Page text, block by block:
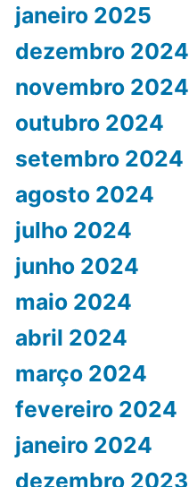
janeiro 2025
dezembro 2024
novembro 2024
outubro 2024
setembro 2024
agosto 2024
julho 2024
junho 2024
maio 2024
abril 2024
março 2024
fevereiro 2024
janeiro 2024
dezembro 2023